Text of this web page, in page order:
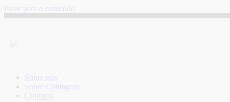
Pular para o conteúdo
Sobre nós
Sobre Contagem
Contatos